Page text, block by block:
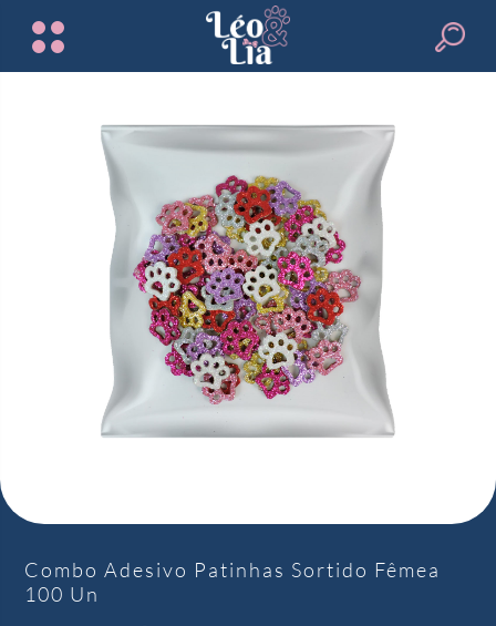
Combo Adesivo Patinhas Sortido Fêmea
100 Un